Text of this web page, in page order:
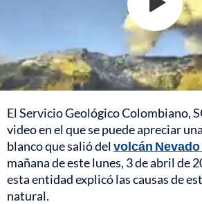
El Servicio Geológico Colombiano,
video en el que se puede apreciar
blanco que salió delvolcán Nevado
mañana de este lunes, 3 de abril de
esta entidad explicó las causas de
natural.